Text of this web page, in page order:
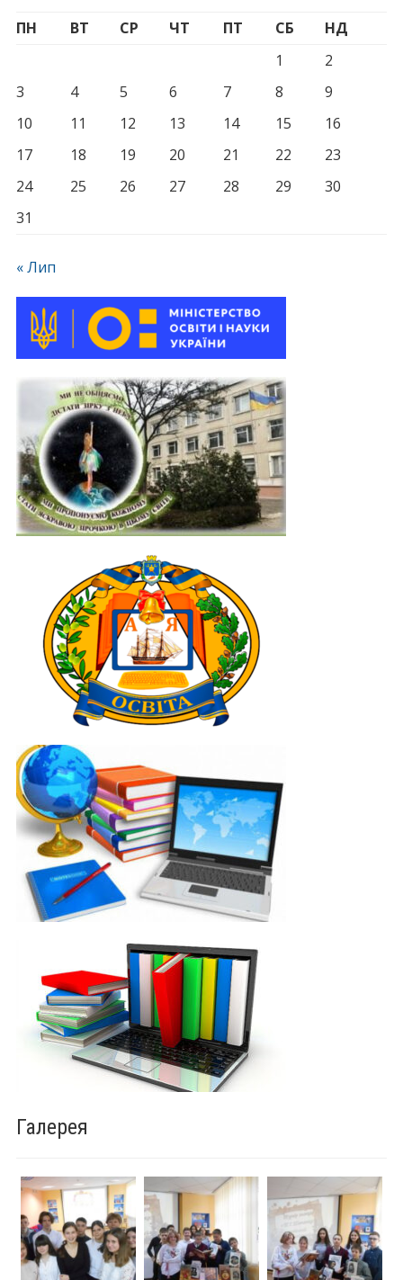
ПН ВТ СР ЧТ ПТ СБ
НД
1
2
3
4 5 6 7 8
9
10
11 12 13 14 15
16
17
18 19 20 21 22
23
24
25 26 27 28 29
30
31
« Лип
Галерея